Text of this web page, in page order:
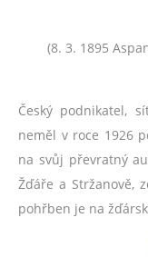
(8. 3. 1895
Český podnikatel,
neměl v roce 1926
na svůj převratný
Žďáře a Stržanově,
pohřben je na